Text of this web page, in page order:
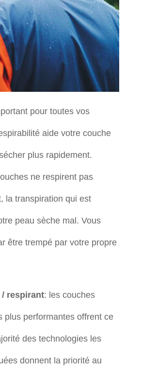
pour toutes vos
aide votre couche
plus rapidement.
ne respirent pas
la transpiration qui est
peau sèche mal. Vous
être trempé par votre propre
/ respirant: les couches
plus performantes offrent ce
des technologies les
donnent la priorité au